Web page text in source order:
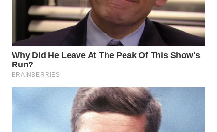
WN
DANAU
TOBA
WN
NIAS
WN
LANGKAT
WN